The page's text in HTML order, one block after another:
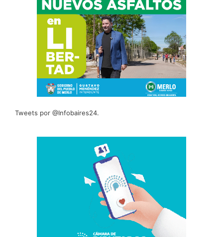
Tweets por @Infobaires24.